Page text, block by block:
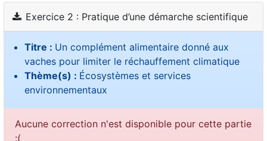
Exercice 2 : Pratique d’une démarche scientifique
Titre : Un complément alimentaire donné aux
vaches pour limiter le réchauffement climatique
Thème(s) : Écosystèmes et services
environnementaux
Aucune correction n'est disponible pour cette partie
:(